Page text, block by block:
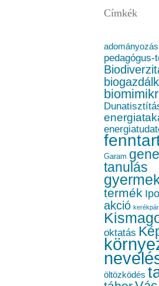
Címkék
adományozás
pedagógus-
Garam
tanulás
termék
akció kerékpár
oktatás
öltözködés